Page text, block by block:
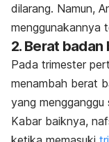
dilarang. Namun,
menggunakannya
2. Berat
Pada trimester
menambah berat
yang mengganggu
Kabar baiknya,